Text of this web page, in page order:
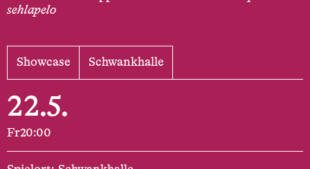
sehlapelo
Showcase Schwankhalle
22.5.
Fr20:00